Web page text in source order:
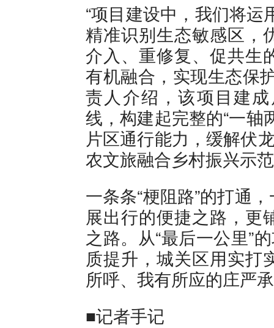
“项目建设中，我们将
精准识别生态敏感区，
介入、重修复、促共生
有机融合，实现生态保
责人介绍，该项目建
线，构建起完整的“一轴
片区通行能力，缓解伏
农文旅融合乡村振兴示
一条条“梗阻路”的打通
展出行的便捷之路，更
之路。从“最后一公里”
质提升，城关区用实打
所呼、我有所应的庄严
■记者手记